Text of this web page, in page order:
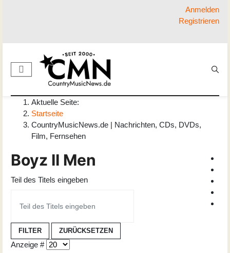
Anmelden
Registrieren
Aktuelle Seite:
Startseite
CountryMusicNews.de | Nachrichten, CDs, DVDs,
Film, Fernsehen
Boyz II Men
Teil des Titels eingeben
FILTER ZURÜCKSETZEN
Anzeige #